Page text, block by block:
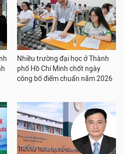
Nhiều trường đại học ở Thành
phố Hồ Chí Minh chốt ngày
công bố điểm chuẩn năm 2026